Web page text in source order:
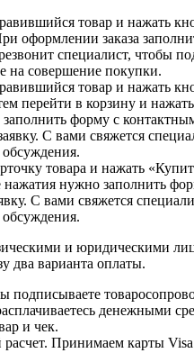
товар и нажать
оформлении заказа
специалист, чтобы
на совершение покупки.
товар и нажать
перейти в корзину и
заполнить форму с
С вами свяжется
товара и нажать
нажатия нужно заполнить
С вами свяжется
и юридическими
два варианта оплаты.
подписываете
денежными
и чек.
Принимаем карты